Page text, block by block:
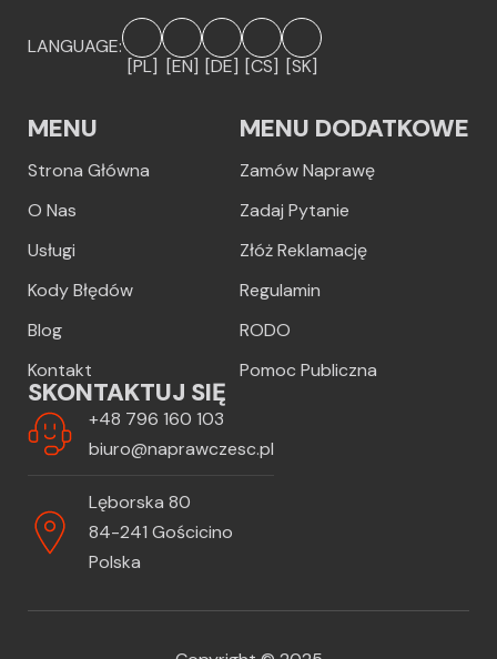
LANGUAGE:
[PL] [EN] [DE] [CS] [SK]
MENU
Strona Główna
O Nas
Usługi
Kody Błędów
Blog
Kontakt
MENU DODATKOWE
Zamów Naprawę
Zadaj Pytanie
Złóż Reklamację
Regulamin
RODO
Pomoc Publiczna
SKONTAKTUJ SIĘ
+48 796 160 103
biuro@naprawczesc.pl
Lęborska 80
84-241 Gościcino
Polska